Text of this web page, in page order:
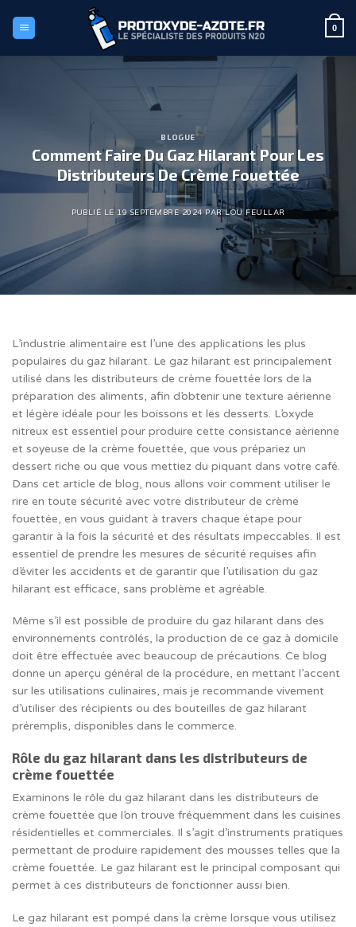
contenu
0
BLOGUE
Comment Faire Du Gaz Hilarant Pour Les
Distributeurs De Crème Fouettée
PUBLIÉ LE 19 SEPTEMBRE 2024 PARLOU FEULLAR
L’industrie alimentaire est l’une des applications les plus
populaires du gaz hilarant. Le gaz hilarant est principalement
utilisé dans les distributeurs de crème fouettée lors de la
préparation des aliments, afin d’obtenir une texture aérienne
et légère idéale pour les boissons et les desserts. L’oxyde
nitreux est essentiel pour produire cette consistance aérienne
et soyeuse de la crème fouettée, que vous prépariez un
dessert riche ou que vous mettiez du piquant dans votre café.
Dans cet article de blog, nous allons voir comment utiliser le
rire en toute sécurité avec votre distributeur de crème
fouettée, en vous guidant à travers chaque étape pour
garantir à la fois la sécurité et des résultats impeccables. Il est
essentiel de prendre les mesures de sécurité requises afin
d’éviter les accidents et de garantir que l’utilisation du gaz
hilarant est efficace, sans problème et agréable.
Même s’il est possible de produire du gaz hilarant dans des
environnements contrôlés, la production de ce gaz à domicile
doit être effectuée avec beaucoup de précautions. Ce blog
donne un aperçu général de la procédure, en mettant l’accent
sur les utilisations culinaires, mais je recommande vivement
d’utiliser des récipients ou des bouteilles de gaz hilarant
préremplis, disponibles dans le commerce.
Rôle du gaz hilarant dans les distributeurs de
crème fouettée
Examinons le rôle du gaz hilarant dans les distributeurs de
crème fouettée que l’on trouve fréquemment dans les cuisines
résidentielles et commerciales. Il s’agit d’instruments pratiques
permettant de produire rapidement des mousses telles que la
crème fouettée. Le gaz hilarant est le principal composant qui
permet à ces distributeurs de fonctionner aussi bien.
Le gaz hilarant est pompé dans la crème lorsque vous utilisez